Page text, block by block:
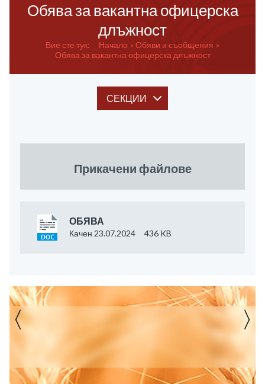
Обява за вакантна офицерска
длъжност
Вие сте тук: Начало
Обяви и съобщения
Обява за вакантна офицерска длъжност
СЕКЦИИ
Прикачени файлове
ОБЯВА
Качен 23.07.2024 436 KB